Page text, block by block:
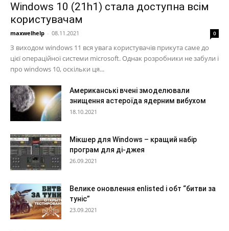
Windows 10 (21h1) стала доступна всім
користувачам
maxwelhelp - 08.11.2021 0
З виходом windows 11 вся увага користувачів прикута саме до
цієї операційної системи microsoft. Однак розробники не забули і
про windows 10, оскільки ця...
Американські вчені змоделювали
знищення астероїда ядерним вибухом
18.10.2021
Мікшер для Windows – кращий набір
програм для ді-джея
26.09.2021
Велике оновлення enlisted і обт “битви за
туніс”
23.09.2021